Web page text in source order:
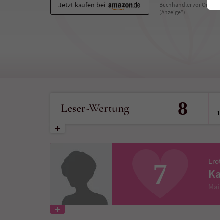
Jetzt kaufen bei
Buchhändler vor Ort
(Anzeige*)
Leser-Wertung 8
1
7